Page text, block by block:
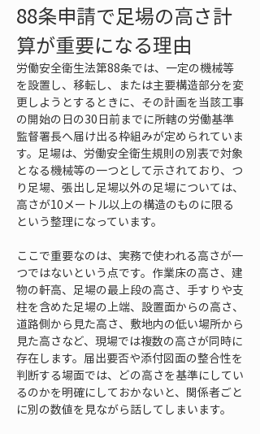
88条申請で足場の高さ計
算が重要になる理由
労働安全衛生法第88条では、一定の機械等
を設置し、移転し、または主要構造部分を変
更しようとするときに、その計画を当該工事
の開始の日の30日前までに所轄の労働基準
監督署長へ届け出る枠組みが定められていま
す。足場は、労働安全衛生規則の別表で対象
となる機械等の一つとして示されており、つ
り足場、張出し足場以外の足場については、
高さが10メートル以上の構造のものに限る
という整理になっています。
ここで重要なのは、実務で使われる高さが一
つではないという点です。作業床の高さ、建
物の軒高、足場の最上段の高さ、手すりや支
柱を含めた足場の上端、設置面からの高さ、
道路側から見た高さ、敷地内の低い場所から
見た高さなど、現場では複数の高さが同時に
存在します。届出要否や添付図面の整合性を
判断する場面では、どの高さを基準にしてい
るのかを明確にしておかないと、関係者ごと
に別の数値を見ながら話してしまいます。